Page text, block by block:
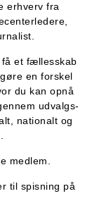
erhverv fra
få et fællesskab
en forskel
du kan opnå
udvalgs-
nationalt og
medlem.
til spisning på